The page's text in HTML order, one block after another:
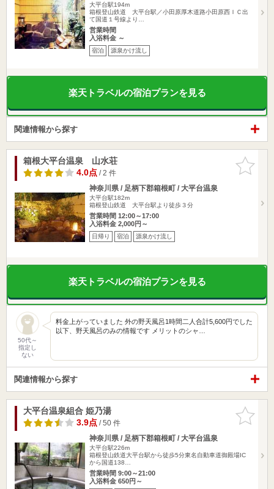
大平台駅194m
箱根登山鉄道 大平台駅／小田原厚木道路小田原西ＩＣ出
て国道１号線より…
営業時間
入浴料金 ～
宿泊 源泉かけ流し
楽天トラベルの宿泊プランを見る
関連情報から探す
お気に入
りに追加
箱根大平台温泉 山水荘
4.0点/ 2 件
神奈川県 / 足柄下郡箱根町 / 大平台温泉
大平台駅182m
箱根登山鉄道 大平台駅より徒歩３分
営業時間 12:00～17:00
入浴料金 2,000円～
日帰り 宿泊 源泉かけ流し
楽天トラベルの宿泊プランを見る
50代～
指定し
ない
料金上がっていました 外の野天風呂1時間二人合計5,600円でした
以下、野天風呂のみの情報です メリットのシャ…
関連情報から探す
お気に入
りに追加
大平台温泉組合 姫乃湯
3.9点/ 50 件
神奈川県 / 足柄下郡箱根町 / 大平台温泉
大平台駅226m
箱根登山鉄道大平台駅から徒歩5分東名自動車道御殿場IC
から国道138…
営業時間 9:00～21:00
入浴料金 650円～